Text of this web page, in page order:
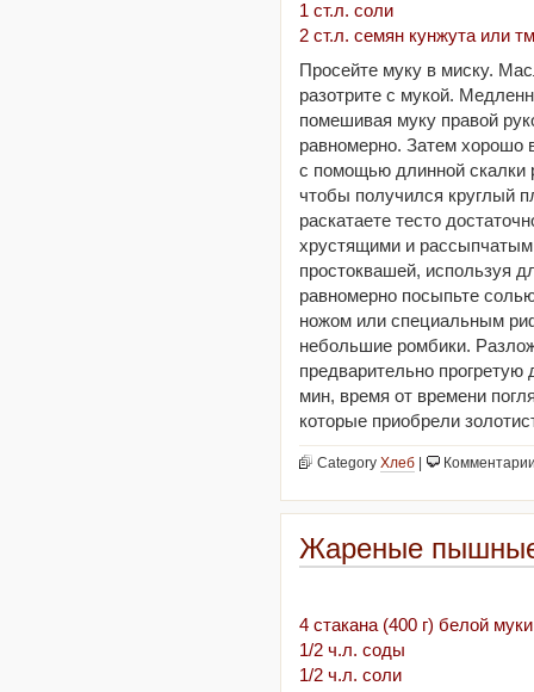
1 ст.л. соли
2 ст.л. семян кунжута или
Просейте муку в миску.
разотрите с мукой.
помешивая муку правой
равномерно. Затем хорошо
с помощью длинной скалки
чтобы получился круглый
раскатаете тесто
хрустящими и
простоквашей, используя
равномерно посыпьте
ножом или специальным
небольшие ромбики.
предварительно прогретую
мин, время от времени
которые приобрели
Category Хлеб |
Жареные
4 стакана (400 г) белой муки
1/2 ч.л. соды
1/2 ч.л. соли